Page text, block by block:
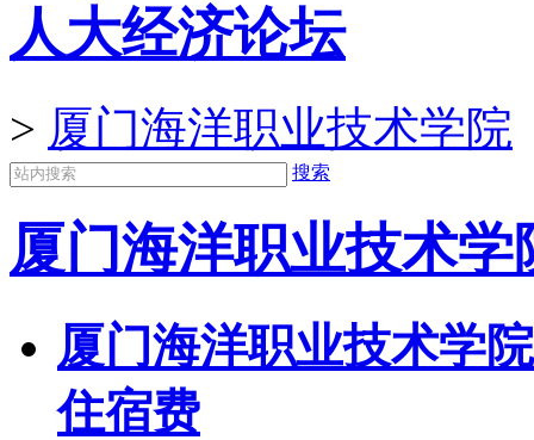
人大经济论坛
> 厦门海洋职业技术学院
搜索
厦门海洋职业技术学
厦门海洋职业技术学
住宿费